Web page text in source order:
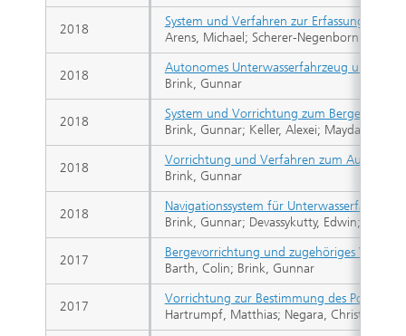
System und Verfahren zur Erfassung von
Arens, Michael; Scherer-Negenborn,
Autonomes Unterwasserfahrzeug und
Brink, Gunnar
System und Vorrichtung zum Bergen eines
Brink, Gunnar; Keller, Alexei; Maydanik,
Vorrichtung und Verfahren zum
Brink, Gunnar
Navigationssystem für
Brink, Gunnar; Devassykutty, Edwin;
Bergevorrichtung und zugehöriges
Barth, Colin; Brink, Gunnar
Vorrichtung zur Bestimmung des
Hartrumpf, Matthias; Negara, Christian
2018
2018
2018
2018
2018
2017
2017